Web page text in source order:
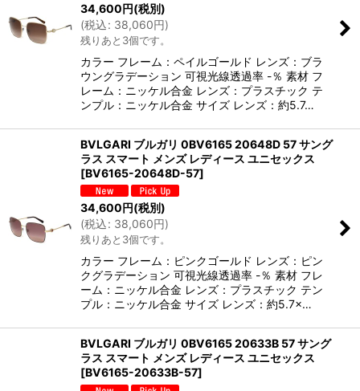
34,600円(税別)
(税込: 38,060円)
残りあと3個です。
カラー フレーム：ペイルゴールド レンズ：ブラ
ウングラデーション 可視光線透過率 -％ 素材 フ
レーム：ニッケル合金 レンズ：プラスチック テ
ンプル：ニッケル合金 サイズ レンズ：約5.7…
BVLGARI ブルガリ 0BV6165 20648D 57 サング
ラス スマート メンズ レディース ユニセックス
[BV6165-20648D-57]
34,600円(税別)
(税込: 38,060円)
残りあと3個です。
カラー フレーム：ピンクゴールド レンズ：ピン
クグラデーション 可視光線透過率 -％ 素材 フレ
ーム：ニッケル合金 レンズ：プラスチック テン
プル：ニッケル合金 サイズ レンズ：約5.7×…
BVLGARI ブルガリ 0BV6165 20633B 57 サング
ラス スマート メンズ レディース ユニセックス
[BV6165-20633B-57]